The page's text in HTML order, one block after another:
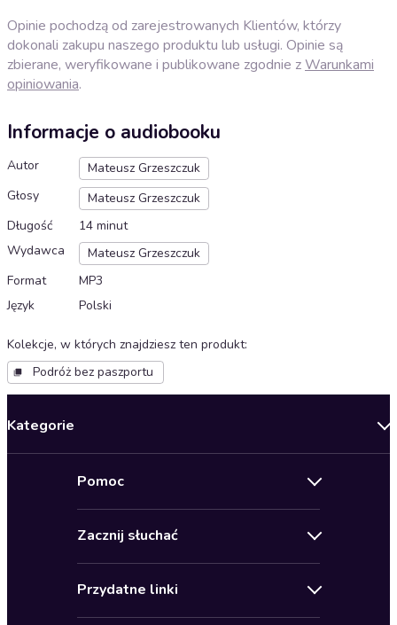
Opinie pochodzą od zarejestrowanych Klientów, którzy
dokonali zakupu naszego produktu lub usługi. Opinie są
zbierane, weryfikowane i publikowane zgodnie zWarunkami
opiniowania.
Informacje o audiobooku
Autor
Mateusz Grzeszczuk
Głosy
Mateusz Grzeszczuk
Długość
14 minut
Wydawca
Mateusz Grzeszczuk
Format
MP3
Język
Polski
Kolekcje, w których znajdziesz ten produkt:
Podróż bez paszportu
Kategorie
Biznes, marketing, ekonomia
Pomoc
Pomoc
Zacznij słuchać
Karnety
Przydatne linki